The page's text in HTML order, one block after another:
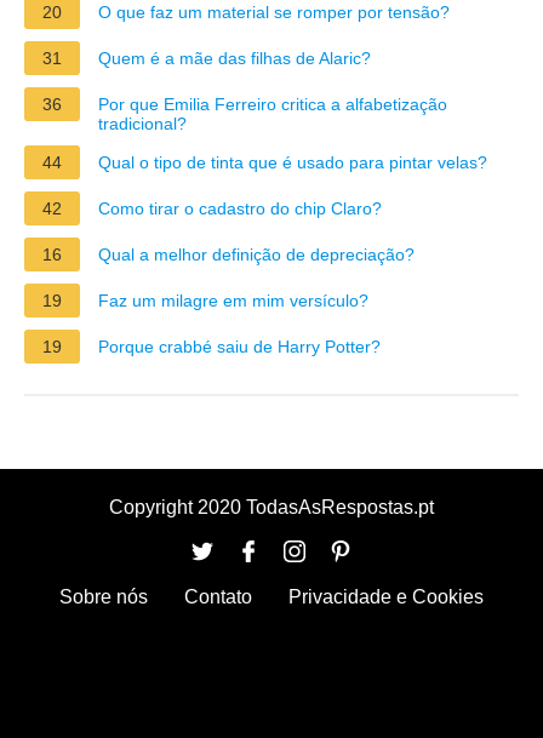
20
O que faz um material se romper por tensão?
31 Quem é a mãe das filhas de Alaric?
36
Por que Emilia Ferreiro critica a alfabetização
tradicional?
44
Qual o tipo de tinta que é usado para pintar velas?
42 Como tirar o cadastro do chip Claro?
16 Qual a melhor definição de depreciação?
19 Faz um milagre em mim versículo?
19 Porque crabbé saiu de Harry Potter?
Copyright 2020 TodasAsRespostas.pt
Sobre nós Contato Privacidade e Cookies